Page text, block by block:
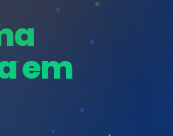
em ISO 27001,
37001, ISO 9001, ISO